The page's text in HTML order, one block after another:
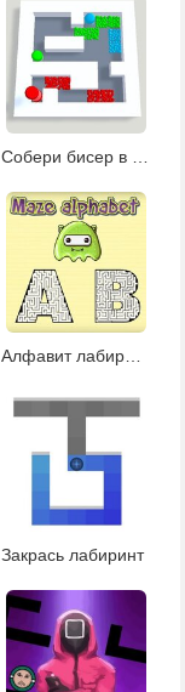
Собери бисер в лабиринте
Алфавит лабиринт
Закрась лабиринт